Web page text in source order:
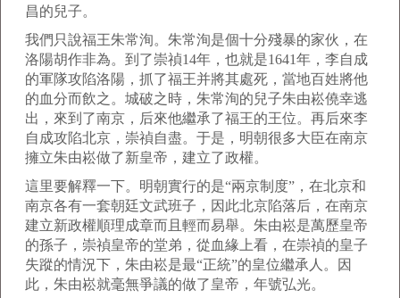
昌的兒子。
我們只說福王朱常洵。朱常洵是個十分殘暴的家伙，在
洛陽胡作非為。到了崇禎14年，也就是1641年，李自成
的軍隊攻陷洛陽，抓了福王并將其處死，當地百姓將他
的血分而飲之。城破之時，朱常洵的兒子朱由崧僥幸逃
出，來到了南京，后來他繼承了福王的王位。再后來李
自成攻陷北京，崇禎自盡。于是，明朝很多大臣在南京
擁立朱由崧做了新皇帝，建立了政權。
這里要解釋一下。明朝實行的是“兩京制度”，在北京和
南京各有一套朝廷文武班子，因此北京陷落后，在南京
建立新政權順理成章而且輕而易舉。朱由崧是萬歷皇帝
的孫子，崇禎皇帝的堂弟，從血緣上看，在崇禎的皇子
失蹤的情況下，朱由崧是最“正統”的皇位繼承人。因
此，朱由崧就毫無爭議的做了皇帝，年號弘光。